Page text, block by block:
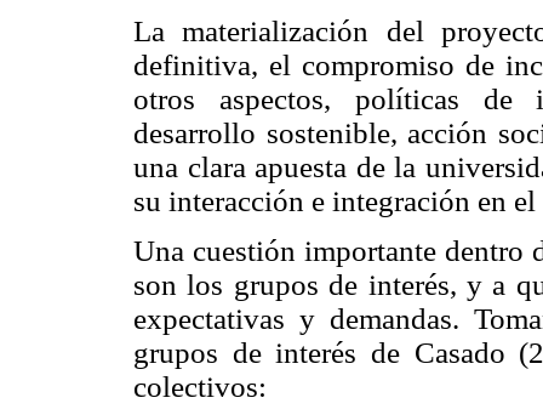
La materialización del
definitiva, el compromiso de
otros aspectos, políticas de
desarrollo sostenible, acción
una clara apuesta de la
su interacción e integración en
Una cuestión importante dentro
son los grupos de interés, y a
expectativas y demandas.
grupos de interés de Casado
colectivos: